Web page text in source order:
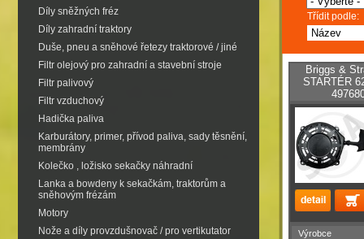
Díly sněžných fréz
Díly zahradní traktory
Duše, pneu a sněhové řetezy traktorové / jiné
Filtr olejový pro zahradní a stavební stroje
Filtr palivový
Filtr vzduchový
Hadička paliva
Karburátory, primer, přívod paliva, sady těsnění,
membrány
Kolečko , ložisko sekačky náhradní
Lanka a bowdeny k sekačkám, traktorům a
sněhovým frézám
Motory
Nože a díly provzdušnovač / pro vertikutator
Třídit podle:
Briggs &
STARTÉR
Výrobce